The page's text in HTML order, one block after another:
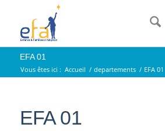
EFA 01
Vous êtes ici : Accueil / departements / EFA 01
EFA 01